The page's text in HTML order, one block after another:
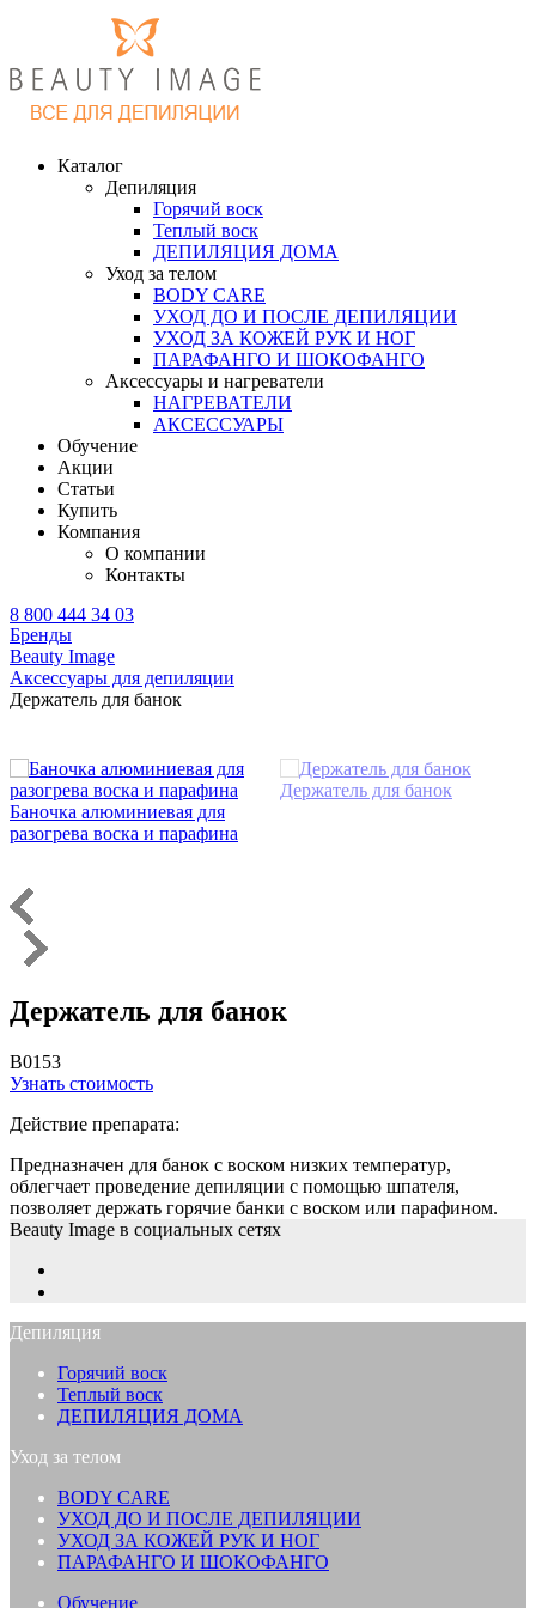
Каталог
Депиляция
Горячий воск
Теплый воск
ДЕПИЛЯЦИЯ ДОМА
Уход за телом
BODY CARE
УХОД ДО И ПОСЛЕ ДЕПИЛЯЦИИ
УХОД ЗА КОЖЕЙ РУК И НОГ
ПАРАФАНГО И ШОКОФАНГО
Аксессуары и нагреватели
НАГРЕВАТЕЛИ
АКСЕССУАРЫ
Обучение
Акции
Статьи
Купить
Компания
О компании
Контакты
8 800 444 34 03
Бренды
Beauty Image
Аксессуары для депиляции
Держатель для банок
Баночка алюминиевая для
разогрева воска и парафина
Держатель для банок
Держатель для банок
B0153
Узнать стоимость
Действие препарата:
Предназначен для банок с воском низких температур,
облегчает проведение депиляции с помощью шпателя,
позволяет держать горячие банки с воском или парафином.
Beauty Image в социальных сетях
Депиляция
Горячий воск
Теплый воск
ДЕПИЛЯЦИЯ ДОМА
Уход за телом
BODY CARE
УХОД ДО И ПОСЛЕ ДЕПИЛЯЦИИ
УХОД ЗА КОЖЕЙ РУК И НОГ
ПАРАФАНГО И ШОКОФАНГО
Обучение